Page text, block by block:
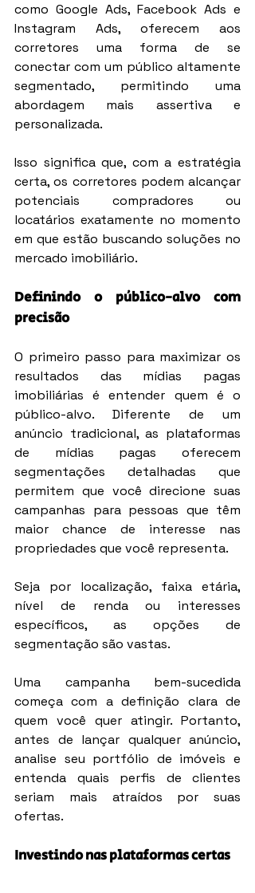
como Google Ads, Facebook Ads e
Instagram Ads, oferecem aos
corretores uma forma de se
conectar com um público altamente
segmentado, permitindo uma
abordagem mais assertiva e
personalizada.
Isso significa que, com a estratégia
certa, os corretores podem alcançar
potenciais compradores ou
locatários exatamente no momento
em que estão buscando soluções no
mercado imobiliário.
Definindo o público-alvo com
precisão
O primeiro passo para maximizar os
resultados das mídias pagas
imobiliárias é entender quem é o
público-alvo. Diferente de um
anúncio tradicional, as plataformas
de mídias pagas oferecem
segmentações detalhadas que
permitem que você direcione suas
campanhas para pessoas que têm
maior chance de interesse nas
propriedades que você representa.
Seja por localização, faixa etária,
nível de renda ou interesses
específicos, as opções de
segmentação são vastas.
Uma campanha bem-sucedida
começa com a definição clara de
quem você quer atingir. Portanto,
antes de lançar qualquer anúncio,
analise seu portfólio de imóveis e
entenda quais perfis de clientes
seriam mais atraídos por suas
ofertas.
Investindo nas plataformas certas